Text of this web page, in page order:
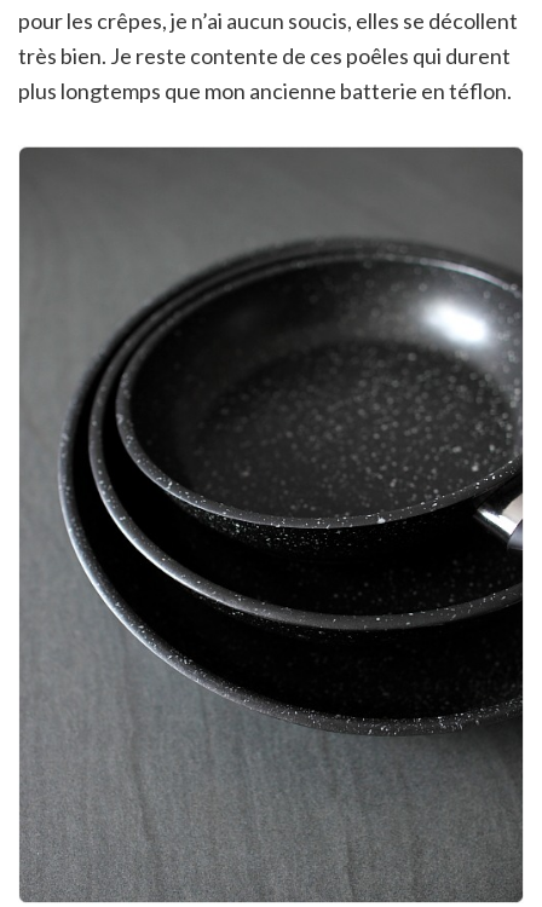
pour les crêpes, je n’ai aucun soucis, elles se décollent
très bien. Je reste contente de ces poêles qui durent
plus longtemps que mon ancienne batterie en téflon.